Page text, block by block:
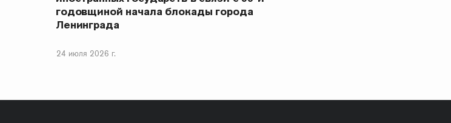
годовщиной начала блокады города
Ленинграда
24 июля 2026 г.